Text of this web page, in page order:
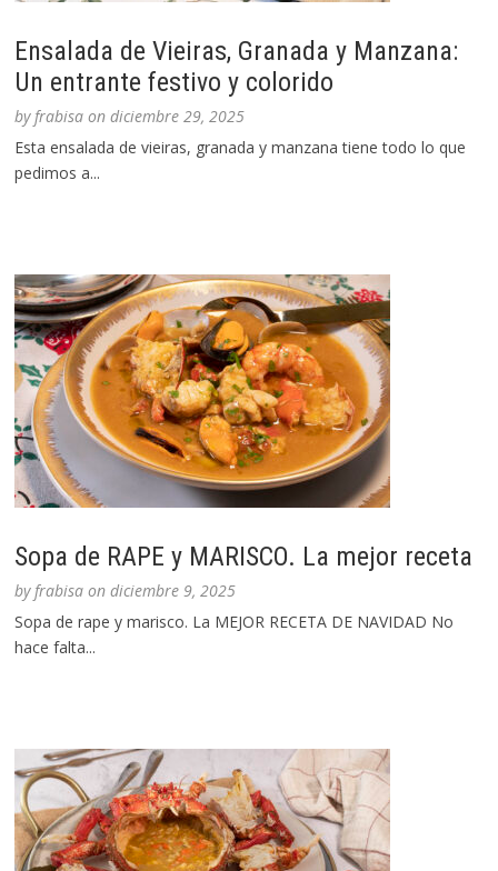
Ensalada de Vieiras, Granada y Manzana:
Un entrante festivo y colorido
byfrabisa ondiciembre 29, 2025
Esta ensalada de vieiras, granada y manzana tiene todo lo que
pedimos a...
Sopa de RAPE y MARISCO. La mejor receta
byfrabisa ondiciembre 9, 2025
Sopa de rape y marisco. La MEJOR RECETA DE NAVIDAD No
hace falta...